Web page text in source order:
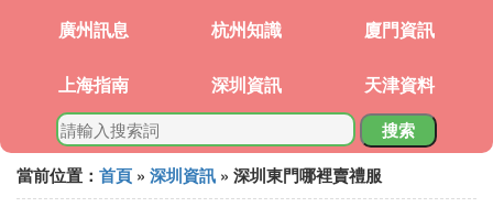
廣州訊息 杭州知識 廈門資訊
上海指南 深圳資訊 天津資料
搜索
當前位置： 首頁 » 深圳資訊 » 深圳東門哪裡賣禮服